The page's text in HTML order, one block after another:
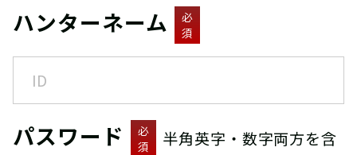
ハンターネーム
必
須
パスワード
必
須
半角英字・数字両方を含